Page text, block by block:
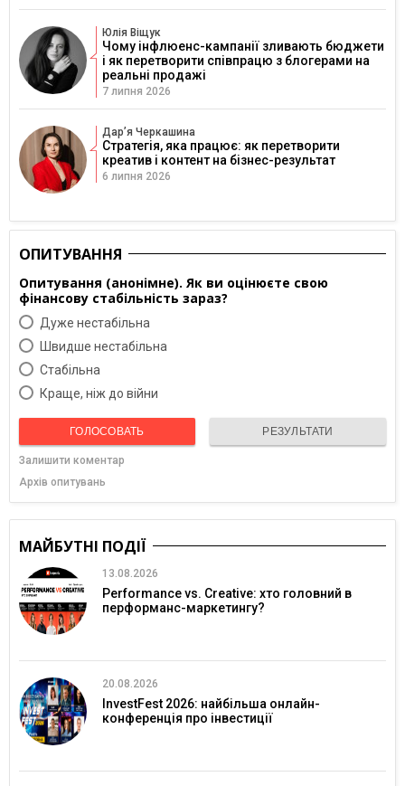
Юлія Віщук
Чому інфлюенс-кампанії зливають бюджети
і як перетворити співпрацю з блогерами на
реальні продажі
7 липня 2026
Дарʼя Черкашина
Стратегія, яка працює: як перетворити
креатив і контент на бізнес-результат
6 липня 2026
ОПИТУВАННЯ
Опитування (анонімне). Як ви оцінюєте свою
фінансову стабільність зараз?
Дуже нестабільна
Швидше нестабільна
Cтабільна
Краще, ніж до війни
ГОЛОСОВАТЬ РЕЗУЛЬТАТИ
Залишити коментар
Архів опитувань
МАЙБУТНІ ПОДІЇ
13.08.2026
Performance vs. Creative: хто головний в
перформанс-маркетингу?
20.08.2026
InvestFest 2026: найбільша онлайн-
конференція про інвестиції